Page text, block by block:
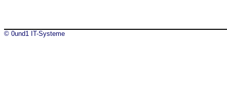
© 0und1 IT-Systeme